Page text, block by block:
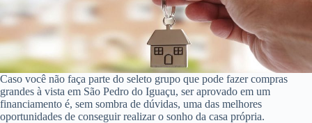
Caso você não faça parte do seleto grupo que pode fazer compras
grandes à vista em São Pedro do Iguaçu, ser aprovado em um
financiamento é, sem sombra de dúvidas, uma das melhores
oportunidades de conseguir realizar o sonho da casa própria.